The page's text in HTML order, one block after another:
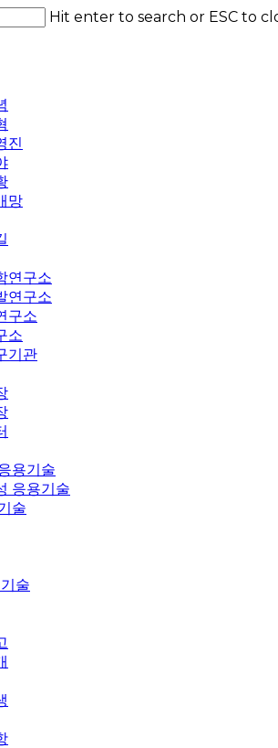
Hit enter to search or ESC to
진
망
연구소
연구소
구소
소
기관
용기술
응용기술
술
술